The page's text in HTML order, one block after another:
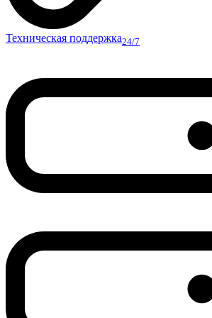
Техническая поддержка24/7